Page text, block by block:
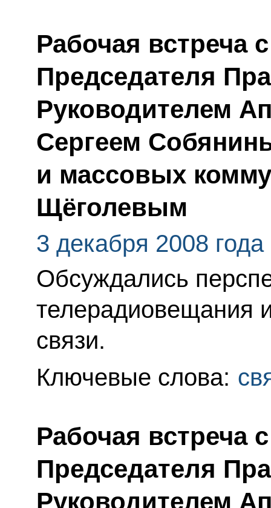
Рабочая встреча
Председателя
Руководителем
Сергеем
и массовых
Щёголевым
3 декабря 2008 года
Обсуждались
телерадиовещания
связи.
Ключевые слова:
Рабочая встреча
Председателя
Руководителем